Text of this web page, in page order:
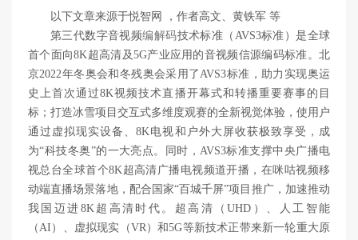
以下文章来源于悦智网 ，作者高文、黄铁军 等
第三代数字音视频编解码技术标准（AVS3标准）是全球
首个面向8K超高清及5G产业应用的音视频信源编码标准。北
京2022年冬奥会和冬残奥会采用了AVS3标准，助力实现奥运
史上首次通过8K视频技术直播开幕式和转播重要赛事的目
标；打造冰雪项目交互式多维度观赛的全新视觉体验，使用户
通过虚拟现实设备、8K电视和户外大屏收获极致享受，成
为“科技冬奥”的一大亮点。同时，AVS3标准支撑中央广播电
视总台全球首个8K超高清广播电视频道开播，在咪咕视频移
动端直播场景落地，配合国家“百城千屏”项目推广，加速推动
我国迈进8K超高清时代。超高清（UHD）、人工智能
（AI）、虚拟现实（VR）和5G等新技术正带来新一轮重大原